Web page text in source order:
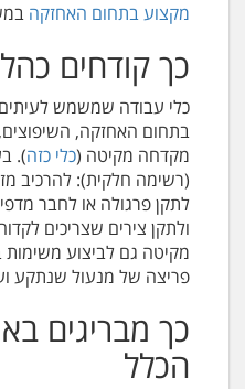
מקצוע בתחום האחזקה
כך קודחים
כלי עבודה שמשמש
בתחום האחזקה, השיפוצים,
מקדחה מקיטה (כלי כזה).
(רשימה חלקית): להרכיב
לתקן פרגולה או לחבר
ולתקן צירים שצריכים
מקיטה גם לביצוע
פריצה של מנעול שנתקע
כך מבריגים
הכלל